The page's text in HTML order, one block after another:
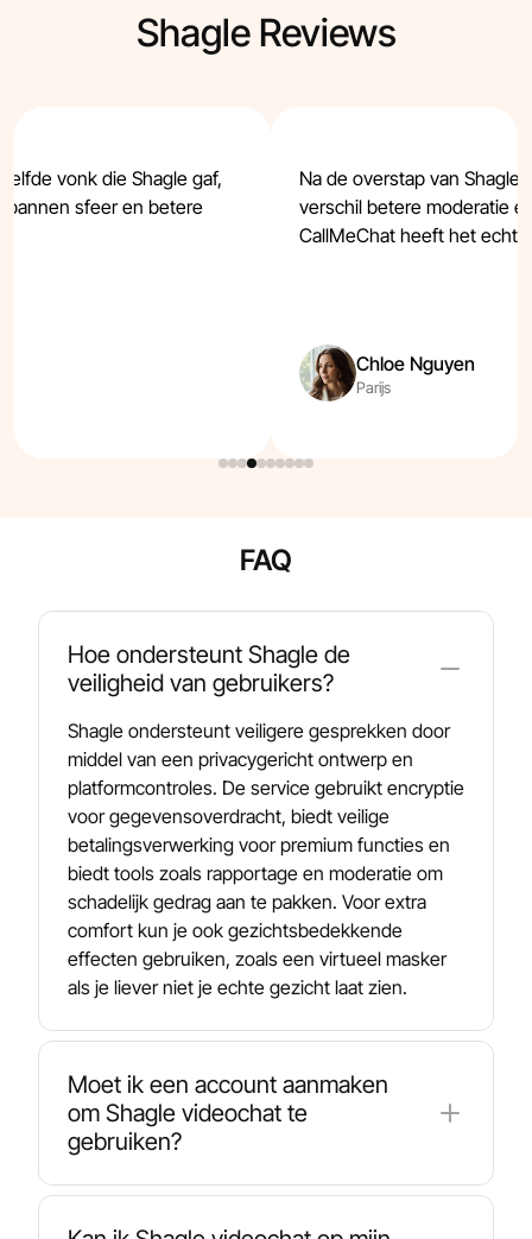
Shagle Reviews
vonk die Shagle gaf,
sfeer en betere
Na de overstap van
verschil betere moderatie
CallMeChat heeft het echt
Chloe Nguyen
Parijs
FAQ
Hoe ondersteunt Shagle de
veiligheid van gebruikers?
Shagle ondersteunt veiligere gesprekken door
middel van een privacygericht ontwerp en
platformcontroles. De service gebruikt encryptie
voor gegevensoverdracht, biedt veilige
betalingsverwerking voor premium functies en
biedt tools zoals rapportage en moderatie om
schadelijk gedrag aan te pakken. Voor extra
comfort kun je ook gezichtsbedekkende
effecten gebruiken, zoals een virtueel masker
als je liever niet je echte gezicht laat zien.
Moet ik een account aanmaken
om Shagle videochat te
gebruiken?
U kunt Shagle gebruiken zonder registratie -
meestal hoeft u alleen maar uw webcam en